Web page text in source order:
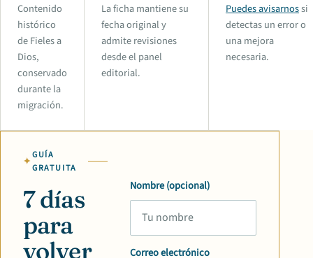
Contenido
histórico
de Fieles a
Dios,
conservado
durante la
migración.
La ficha mantiene su
fecha original y
admite revisiones
desde el panel
editorial.
Puedes avisarnossi
detectas un error o
una mejora
necesaria.
GUÍA
GRATUITA
7 días
para
volver
Nombre (opcional)
Correo electrónico